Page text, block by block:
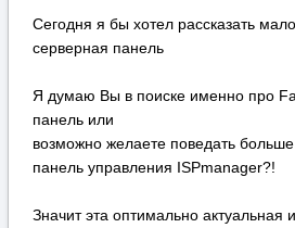
Сегодня я бы хотел рассказать
серверная панель
Я думаю Вы в поиске именно про
панель или
возможно желаете поведать
панель управления ISPmanager?!
Значит эта оптимально